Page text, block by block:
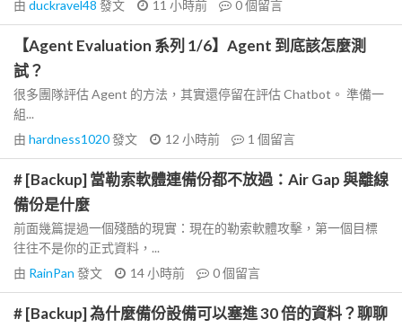
由 duckravel48 發文 11 小時前 0個留言
【Agent Evaluation 系列 1/6】Agent 到底該怎麼測
試？
很多團隊評估 Agent 的方法，其實還停留在評估 Chatbot。 準備一
組...
由 hardness1020發文 12 小時前 1 個留言
# [Backup] 當勒索軟體連備份都不放過：Air Gap 與離線
備份是什麼
前面幾篇提過一個殘酷的現實：現在的勒索軟體攻擊，第一個目標
往往不是你的正式資料，...
由 RainPan 發文 14 小時前 0個留言
# [Backup] 為什麼備份設備可以塞進 30 倍的資料？聊聊